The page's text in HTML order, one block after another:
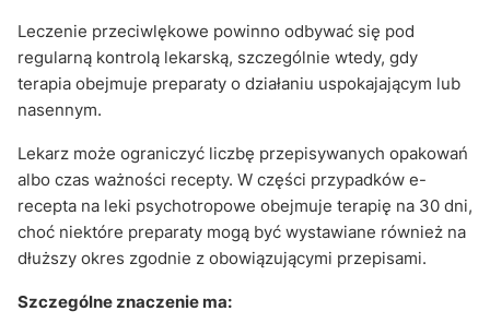
Leczenie przeciwlękowe powinno odbywać się pod
regularną kontrolą lekarską, szczególnie wtedy, gdy
terapia obejmuje preparaty o działaniu uspokajającym lub
nasennym.
Lekarz może ograniczyć liczbę przepisywanych opakowań
albo czas ważności recepty. W części przypadków e-
recepta na leki psychotropowe obejmuje terapię na 30 dni,
choć niektóre preparaty mogą być wystawiane również na
dłuższy okres zgodnie z obowiązującymi przepisami.
Szczególne znaczenie ma: